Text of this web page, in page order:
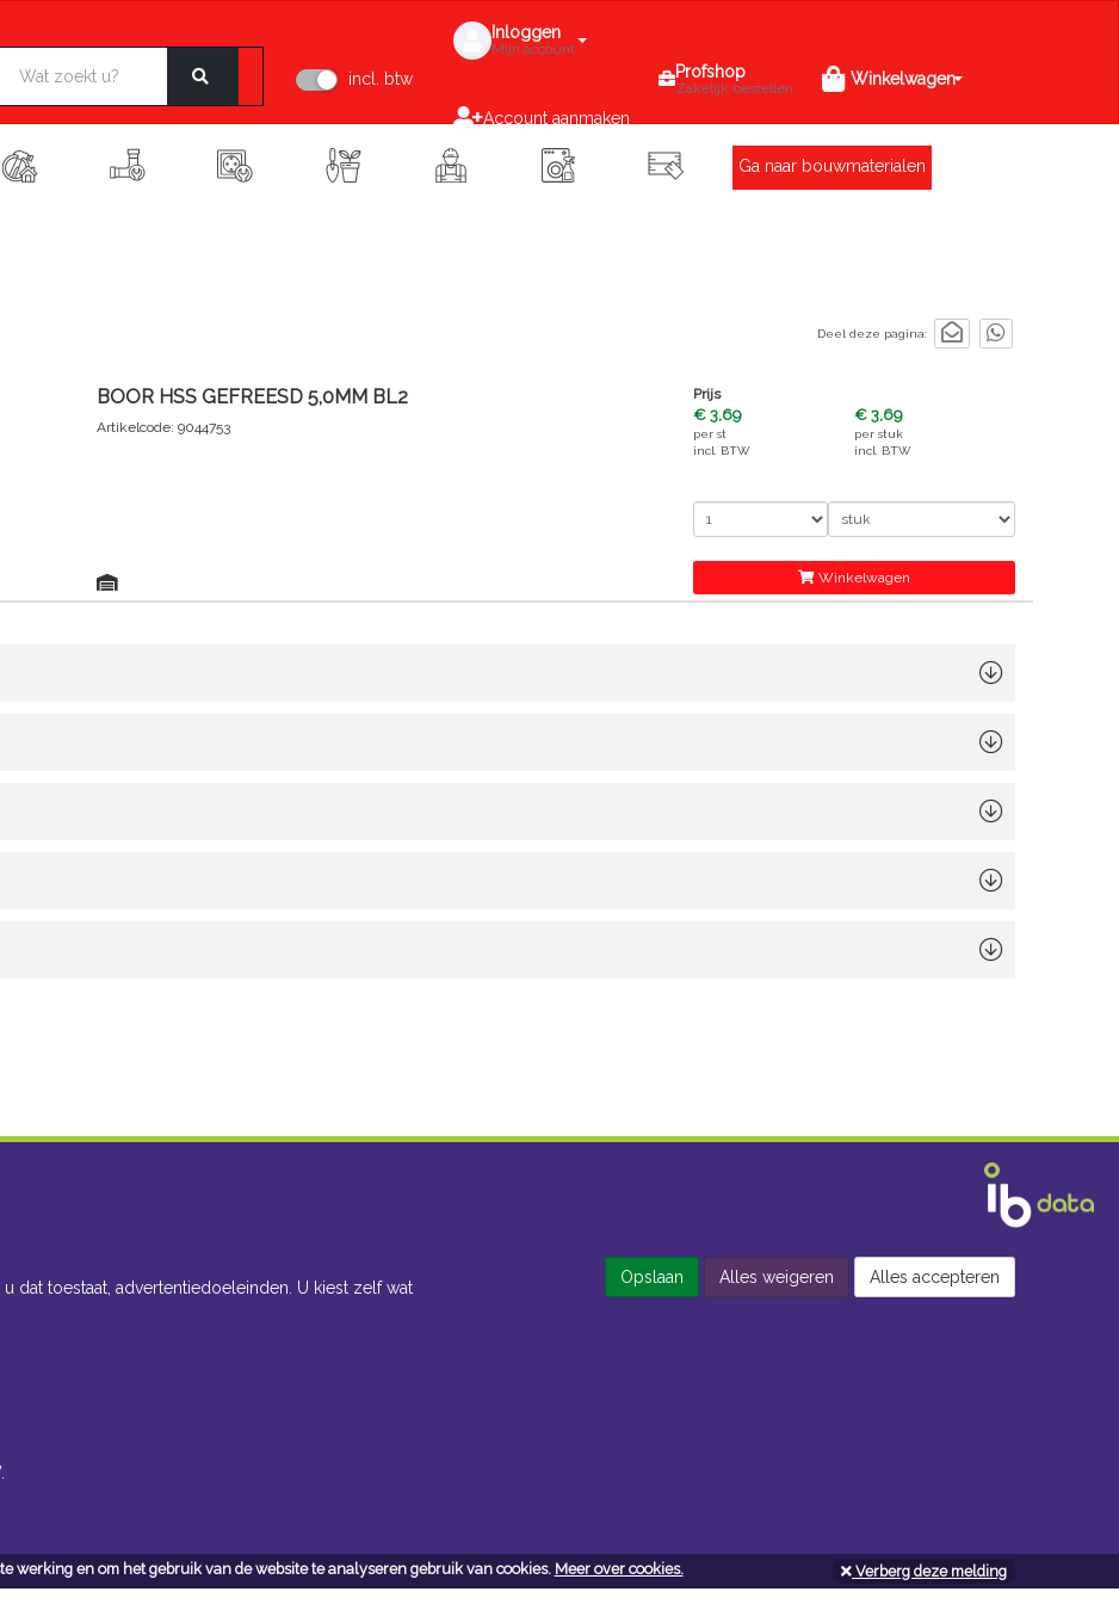
werking en om het gebruik van de website te analyseren gebruik van cookies. Meer over cookies. Verberg deze melding
incl. btw
Inloggen
Mijn account
Account aanmaken
Profshop
Zakelijk bestellen Winkelwagen
Ga naar bouwmaterialen
Deel deze pagina:
BOOR HSS GEFREESD 5,0MM BL2
Artikelcode: 9044753
Prijs
€ 3,69
per st
incl. BTW
€ 3,69
per stuk
incl. BTW
Winkelwagen
ons Openingsuren toonzaal Openingsuren doe-het-zelf
dat toestaat, advertentiedoeleinden. U kiest zelf wat
Opslaan Alles weigeren Alles accepteren